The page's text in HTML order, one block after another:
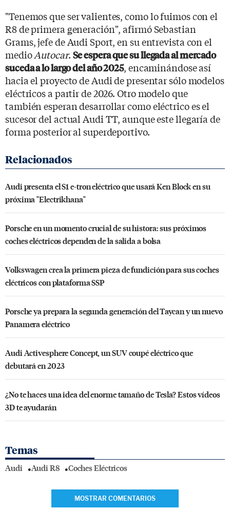
"Tenemos que ser valientes, como lo fuimos con el
R8 de primera generación", afirmó Sebastian
Grams, jefe de Audi Sport, en su entrevista con el
medioAutocar. Se espera que su llegada al mercado
suceda a lo largo del año 2025, encaminándose así
hacia el proyecto de Audi de presentar sólo modelos
eléctricos a partir de 2026. Otro modelo que
también esperan desarrollar como eléctrico es el
sucesor del actual Audi TT, aunque este llegaría de
forma posterior al superdeportivo.
Audi presenta el S1 e-tron eléctrico que usará Ken Block en su
próxima "Electrikhana"
Porsche en un momento crucial de su histora: sus próximos
coches eléctricos dependen de la salida a bolsa
Volkswagen crea la primera pieza de fundición para sus coches
eléctricos con plataforma SSP
Porsche ya prepara la segunda generación del Taycan y un nuevo
Panamera eléctrico
Audi Activesphere Concept, un SUV coupé eléctrico que
debutará en 2023
¿No te haces una idea del enorme tamaño de Tesla? Estos vídeos
3D te ayudarán
Temas
Audi Audi R8 Coches Eléctricos
MOSTRAR COMENTARIOS